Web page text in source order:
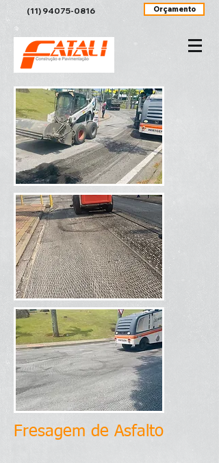
(11) 94075-0816 Orçamento
Fresagem de Asfalto